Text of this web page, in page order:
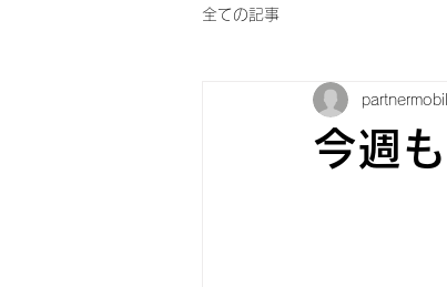
全ての記事
今週